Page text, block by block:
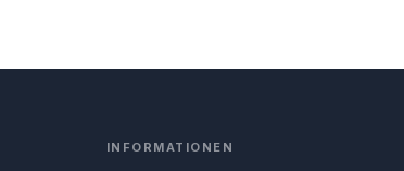
INFORMATIONEN